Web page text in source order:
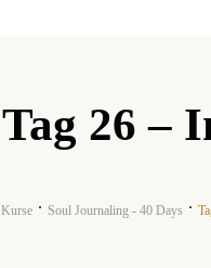
Tag 26 –
Kurse Soul Journaling - 40 Days